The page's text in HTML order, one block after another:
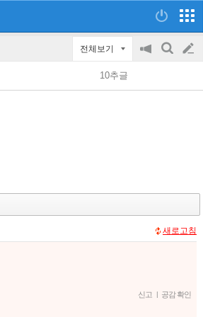
전체보기
공
on/off
검
글
쓰
10추글
새로고침
신고 | 공감 확인